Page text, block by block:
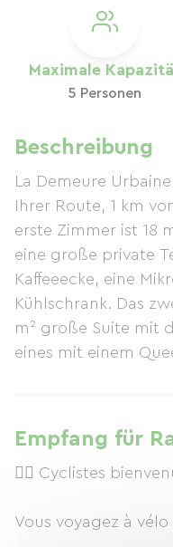
Maximale
5 Personen
Beschreibung
La Demeure
Ihrer Route, 1 km
erste Zimmer ist 18
eine große private
Kaffeeecke, eine
Kühlschrank. Das
m² große Suite mit
eines mit einem
Fahrräder können
werden.
Empfang für
🚴‍♂️ Cyclistes
Vous voyagez à